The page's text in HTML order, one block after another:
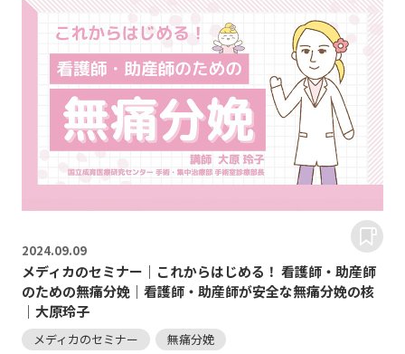
2024.09.09
メディカのセミナー｜これからはじめる！ 看護師・助産師
のための無痛分娩｜看護師・助産師が安全な無痛分娩の核
｜大原玲子
メディカのセミナー 無痛分娩